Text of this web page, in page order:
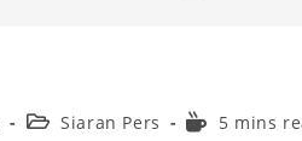
Siaran Pers 5 mins